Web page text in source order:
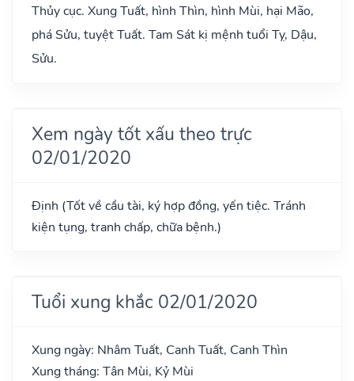
Thủy cục. Xung Tuất, hình Thìn, hình Mùi, hại Mão,
phá Sửu, tuyệt Tuất. Tam Sát kị mệnh tuổi Tỵ, Dậu,
Sửu.
Xem ngày tốt xấu theo trực
02/01/2020
Định (Tốt về cầu tài, ký hợp đồng, yến tiệc. Tránh
kiện tụng, tranh chấp, chữa bệnh.)
Tuổi xung khắc 02/01/2020
Xung ngày: Nhâm Tuất, Canh Tuất, Canh Thìn
Xung tháng: Tân Mùi, Kỷ Mùi